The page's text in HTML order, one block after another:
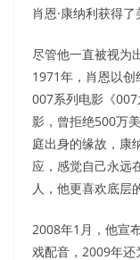
肖恩·康纳利获得
尽管他一直被视为
1971年，肖恩以
007系列电影《
影，曾拒绝500万
庭出身的缘故，康
应，感觉自己永远
人，他更喜欢底层
2008年1月，他宣
戏配音，2009年还